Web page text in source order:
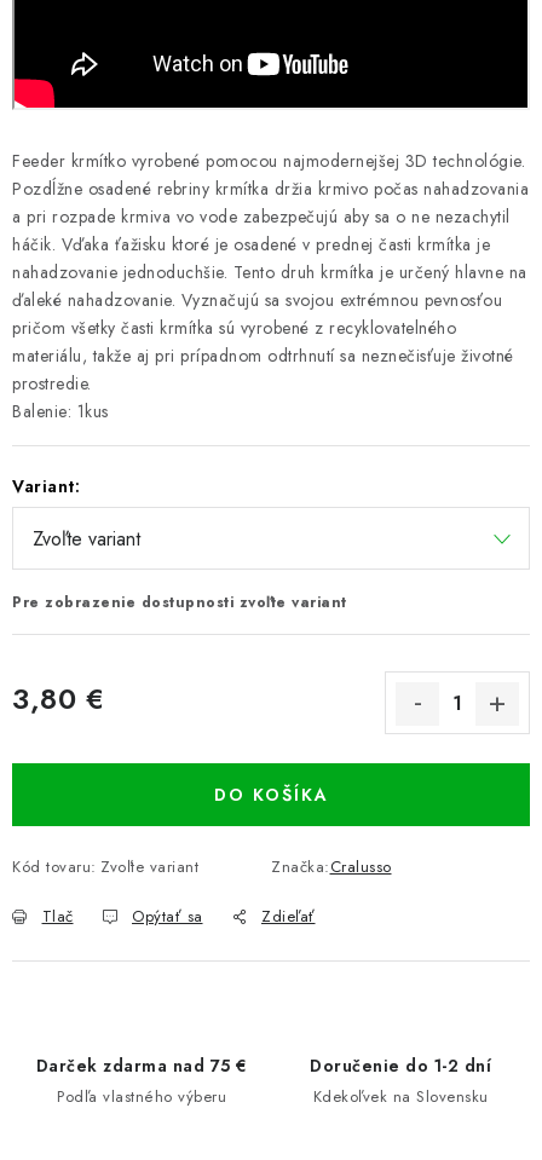
Feeder krmítko vyrobené pomocou najmodernejšej 3D technológie.
Pozdĺžne osadené rebriny krmítka držia krmivo počas nahadzovania
a pri rozpade krmiva vo vode zabezpečujú aby sa o ne nezachytil
háčik. Vďaka ťažisku ktoré je osadené v prednej časti krmítka je
nahadzovanie jednoduchšie. Tento druh krmítka je určený hlavne na
ďaleké nahadzovanie. Vyznačujú sa svojou extrémnou pevnosťou
pričom všetky časti krmítka sú vyrobené z recyklovatelného
materiálu, takže aj pri prípadnom odtrhnutí sa neznečisťuje životné
prostredie.
Balenie: 1kus
Variant:
Pre zobrazenie dostupnosti zvoľte variant
3,80 €
DO KOŠÍKA
Kód tovaru: Zvoľte variant Značka:Cralusso
Tlač Opýtať sa Zdieľať
Darček zdarma nad 75 €
Podľa vlastného výberu
Doručenie do 1-2 dní
Kdekoľvek na Slovensku